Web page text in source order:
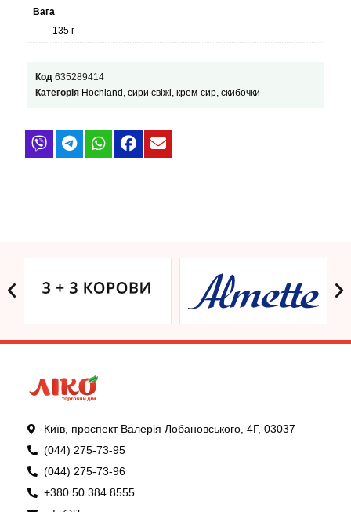
Вага
135 г
Код 635289414
Категорія Hochland, сири свіжі, крем-сир, скибочки
Київ, проспект Валерія Лобановського, 4Г, 03037
(044) 275-73-95
(044) 275-73-96
+380 50 384 8555